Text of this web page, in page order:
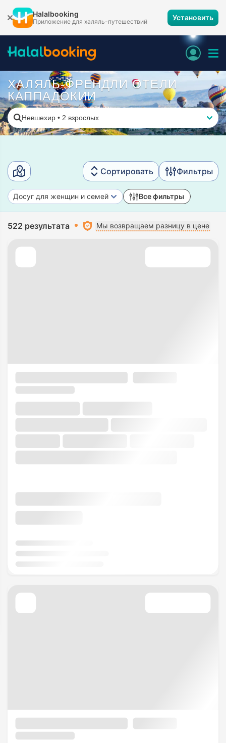
Halalbooking
Приложение для халяль-путешествий Установить
ХАЛЯЛЬ-ФРЕНДЛИ ОТЕЛИ
КАППАДОКИИ
Невшехир • 2 взрослых
Сортировать Фильтры
Досуг для женщин и семей Все фильтры
522 результата Мы возвращаем разницу в цене